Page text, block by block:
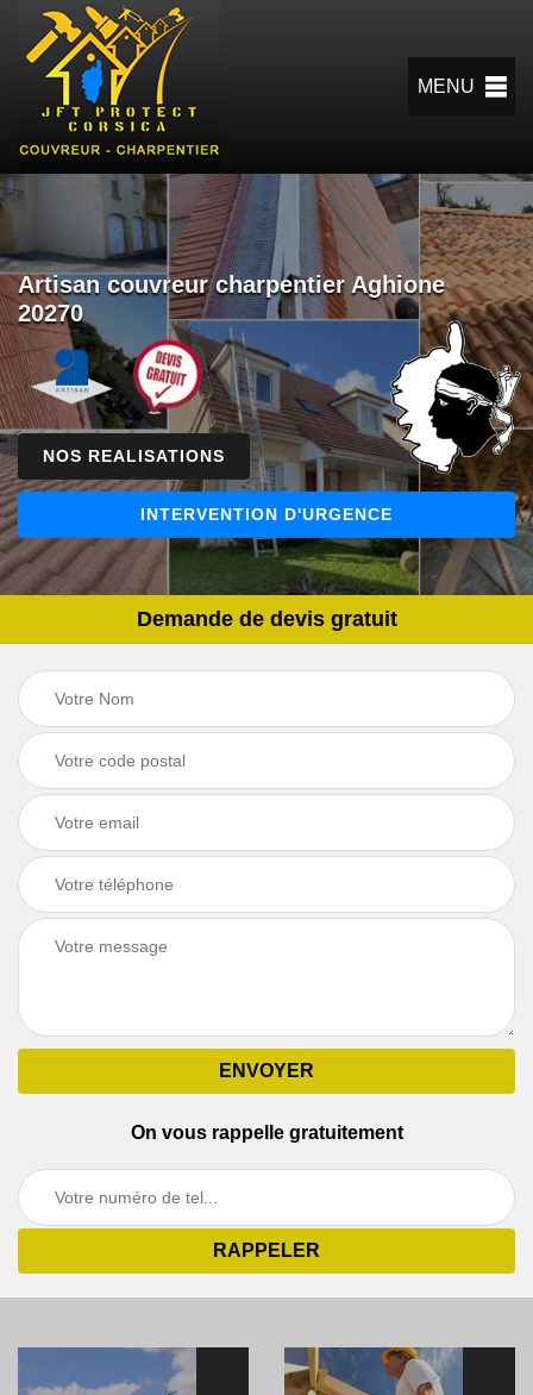
MENU
Artisan couvreur charpentier Aghione
20270
NOS REALISATIONS
INTERVENTION D'URGENCE
Demande de devis gratuit
On vous rappelle gratuitement